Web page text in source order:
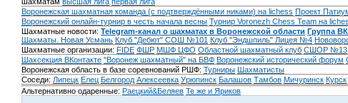
Воронежская шахматная команда (с подтверждёнными никами) на lichess Проект
Воронежский онлайн-турнир в честь начала весны Турнир Voronezh Chess Team на
Шахматные новости: Telegram-канал о шахматах в Воронежской области Группа
Шахматы. Новая Усмань Клуб "Дебют" СОШ №101 Клуб "Эндшпиль" Лицея №4
Шахматные организации: FIDE ФШР МШФ ЦФО Областной шахматный клуб СШОР №13
Шахсекция ВКонтакте "Воронеж шахматный" на БВФ Воронежский исторический форум
Воронежская область в базе соревнований РШФ: Турниры Шахматисты
Соседи: Липецк Елец Белгород Алексеевка Урюпинск Балашов Тамбов Мичуринск Курск
Альтернативно одаренные: Раецкий&Беляев Те же и Яриков